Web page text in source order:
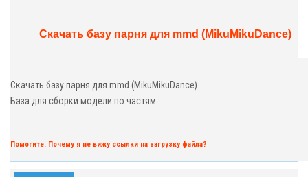
Скачать базу парня для mmd (MikuMikuDance)
Скачать базу парня для mmd (MikuMikuDance)
База для сборки модели по частям.
Помогите. Почему я не вижу ссылки на загрузку файла?